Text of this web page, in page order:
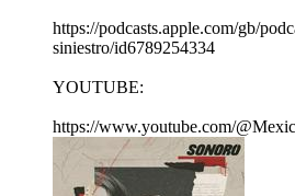
https://podcasts.apple.com/gb/
siniestro/id6789254334
YOUTUBE:
https://www.youtube.com/